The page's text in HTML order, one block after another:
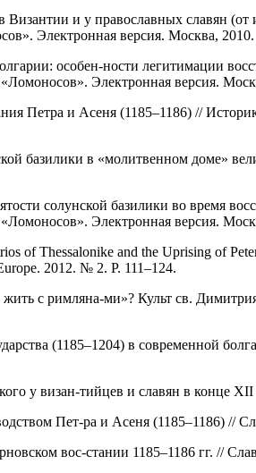
Византии и у православных славян
Электронная версия. Москва, 2010.
особен-ности легитимации
Электронная версия.
Петра и Асеня (1185–1186) //
базилики в «молитвенном доме»
солунской базилики во время
Электронная версия.
of Thessalonike and the Uprising of
2012. № 2. P. 111–124.
с римляна-ми»? Культ св.
(1185–1204) в современной
у визан-тийцев и славян в конце
Пет-ра и Асеня (1185–1186) //
вос-стании 1185–1186 гг. //